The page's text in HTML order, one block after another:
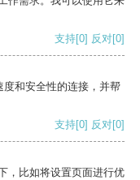
支持[0] 反对[0]
和安全性的连接，并帮
支持[0] 反对[0]
，比如将设置页面进行优